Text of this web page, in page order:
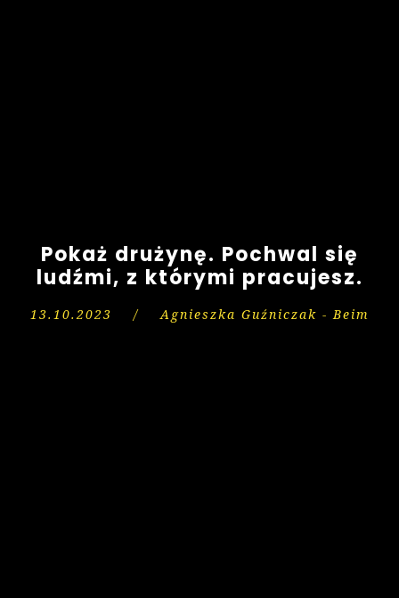
Pokaż drużynę. Pochwal się
ludźmi, z którymi pracujesz.
13.10.2023 / Agnieszka Guźniczak - Beim